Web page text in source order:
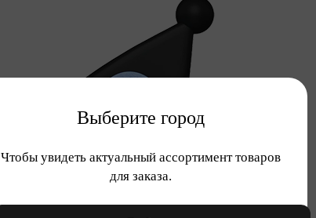
Выберите город
Чтобы увидеть актуальный ассортимент товаров
для заказа.